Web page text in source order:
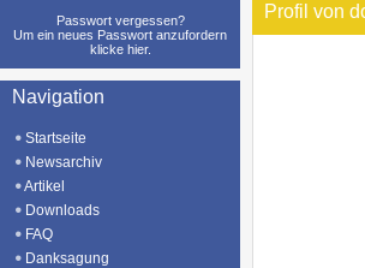
Passwort vergessen?
Um ein neues Passwort anzufordern
klicke hier.
Navigation
Startseite
Newsarchiv
Artikel
Downloads
FAQ
Danksagung
Profil von